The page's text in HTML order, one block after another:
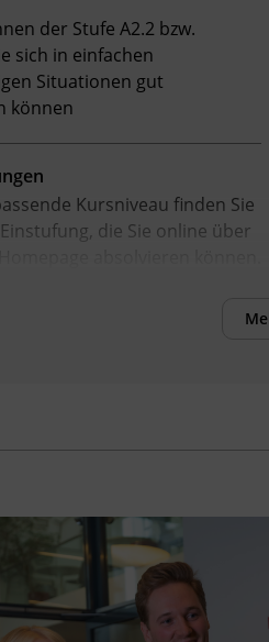
der Stufe A2.2 bzw.
sich in einfachen
Situationen gut
können
Kursniveau finden Sie
die Sie online über